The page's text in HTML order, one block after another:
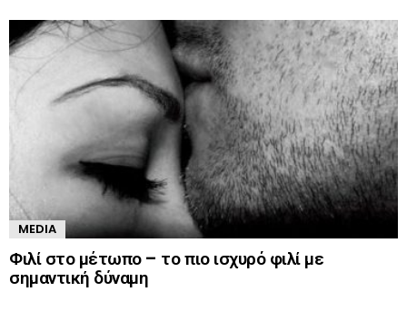
MEDIA
Φιλί στο μέτωπο – το πιο ισχυρό φιλί με
σημαντική δύναμη